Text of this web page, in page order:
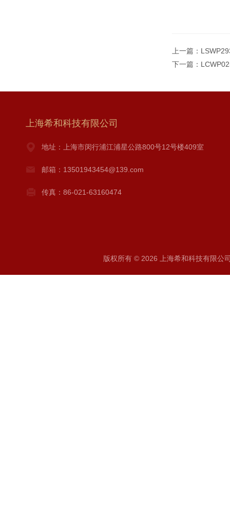
上一篇：
下一篇：
上海希和科技有限公司
地址：上海市闵行浦江浦星公路800号12号楼409室
邮箱：13501943454@139.com
传真：86-021-63160474
版权所有 © 2026 上海希和科技有限公